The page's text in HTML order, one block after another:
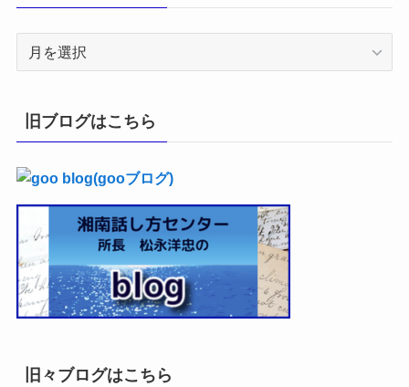
イ
ブ
旧ブログはこちら
旧々ブログはこちら